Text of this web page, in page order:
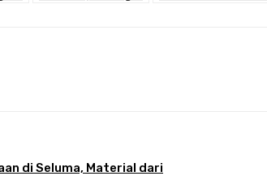
di Seluma, Material dari